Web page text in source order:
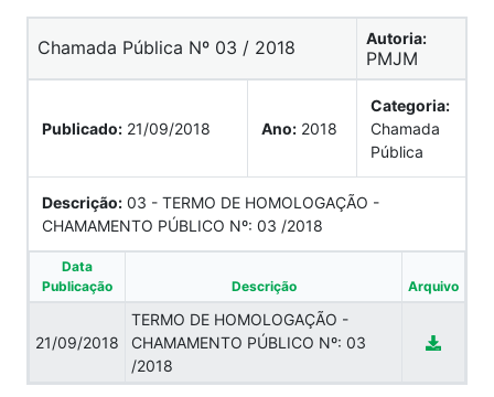
Chamada Pública Nº 03 / 2018 Autoria:
PMJM
Publicado: 21/09/2018 Ano: 2018
Categoria:
Chamada
Pública
Descrição: 03 - TERMO DE HOMOLOGAÇÃO -
CHAMAMENTO PÚBLICO Nº: 03 /2018
Data
Publicação
Descrição Arquivo
21/09/2018
TERMO DE HOMOLOGAÇÃO -
CHAMAMENTO PÚBLICO Nº: 03
/2018